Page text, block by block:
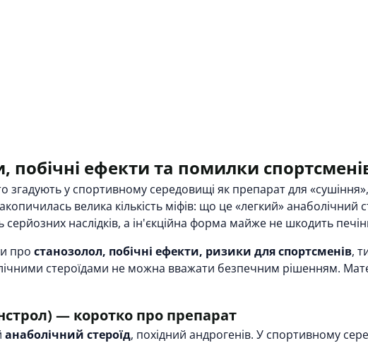
побічні ефекти та помилки
згадують у спортивному середовищі як препарат для
велика кількість міфів: що це «легкий» анаболічний
наслідків, а ін'єкційна форма майже не шкодить
про станозолол, побічні ефекти, ризики для спортсменів,
стероїдами не можна вважати безпечним рішенням.
— коротко про препарат
анаболічний стероїд, похідний андрогенів. У спортивному